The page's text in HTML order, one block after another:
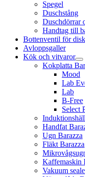
Spegel
Duschstång
Duschdörrar
Handtag till
Bottenventil för
Avloppsgaller
Kök och vitvaror
Kokplatta
Mood
Lab
Lab
B-Free
Select
Handfat
Ugn Barazza
Fläkt Barazza
Kaffemaskin
Vakuum